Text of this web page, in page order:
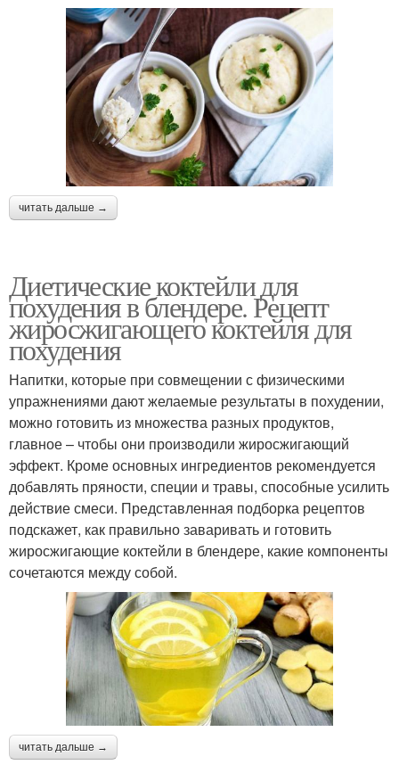
читать дальше →
Диетические коктейли для
похудения в блендере. Рецепт
жиросжигающего коктейля для
похудения
Напитки, которые при совмещении с физическими
упражнениями дают желаемые результаты в похудении,
можно готовить из множества разных продуктов,
главное – чтобы они производили жиросжигающий
эффект. Кроме основных ингредиентов рекомендуется
добавлять пряности, специи и травы, способные усилить
действие смеси. Представленная подборка рецептов
подскажет, как правильно заваривать и готовить
жиросжигающие коктейли в блендере, какие компоненты
сочетаются между собой.
читать дальше →